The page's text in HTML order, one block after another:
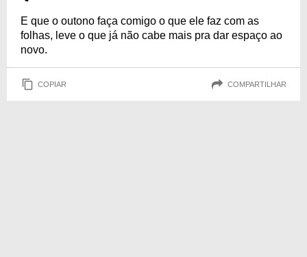
E que o outono faça comigo o que ele faz com as
folhas, leve o que já não cabe mais pra dar espaço ao
novo.
COPIAR COMPARTILHAR